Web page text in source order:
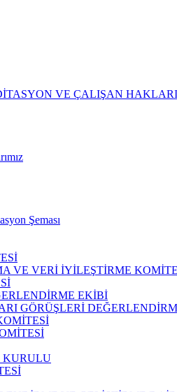
VE ÇALIŞAN
Şeması
VE VERİ İYİLEŞTİRME
EKİBİ
GÖRÜŞLERİ
KURULU